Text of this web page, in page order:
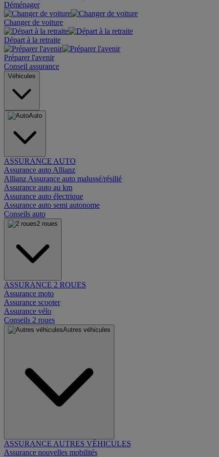
Déménager
Changer de voiture
Départ à la retraite
Préparer l'avenir
Conseil assurance
Véhicules
Auto
ASSURANCE AUTO
Assurance auto Allianz
Allianz Assurance auto malussé/résilié
Assurance auto au km
Assurance auto électrique
Assurance auto semi autonome
Conseils auto
2 roues
ASSURANCE 2 ROUES
Assurance moto
Assurance scooter
Assurance vélo
Conseils 2 roues
Autres véhicules
ASSURANCE AUTRES VÉHICULES
Assurance nouvelles mobilités